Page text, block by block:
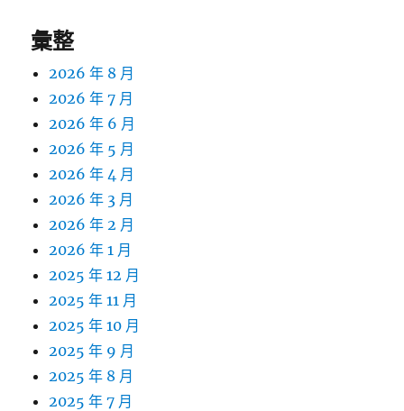
彙整
2026 年 8 月
2026 年 7 月
2026 年 6 月
2026 年 5 月
2026 年 4 月
2026 年 3 月
2026 年 2 月
2026 年 1 月
2025 年 12 月
2025 年 11 月
2025 年 10 月
2025 年 9 月
2025 年 8 月
2025 年 7 月